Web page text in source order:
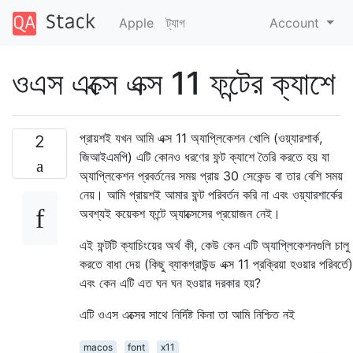
Apple ট্যাগ Account
ওএস এক্সে এক্স 11 ফন্টের ক্যাশে
2
প্রায়শই যখন আমি এক্স 11 অ্যাপ্লিকেশন খোলি (ওয়্যারশার্ক,
জিআইএমপি) এটি কোনও ধরণের ফন্ট ক্যাশে তৈরি করতে হয় যা
অ্যাপ্লিকেশন প্রবর্তনের সময় প্রায় 30 সেকেন্ড বা তার বেশি সময়
নেয়। আমি প্রায়শই আমার ফন্ট পরিবর্তন করি না এবং ওয়্যারশার্কের
অবশ্যই কয়েকশ ফন্টে অ্যাক্সেসের প্রয়োজন নেই।
এই ফন্টটি ক্যাচিংয়ের অর্থ কী, কেউ কেন এটি অ্যাপ্লিকেশনগুলি চালু
করতে বাধা দেয় (কিছু ব্যাকগ্রাউন্ড এক্স 11 প্রক্রিয়া হওয়ার পরিবর্তে)
এবং কেন এটি এত ঘন ঘন হওয়ার দরকার হয়?
এটি ওএস এক্সের সাথে নির্দিষ্ট কিনা তা আমি নিশ্চিত নই
macos font
x11